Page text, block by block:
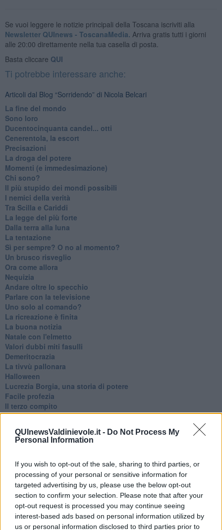
QUInewsValdinievole.it - Do Not Process My
Personal Information
If you wish to opt-out of the sale, sharing to third parties, or
processing of your personal or sensitive information for
targeted advertising by us, please use the below opt-out
section to confirm your selection. Please note that after your
opt-out request is processed you may continue seeing
interest-based ads based on personal information utilized by
us or personal information disclosed to third parties prior to
Se vuoi leggere le notizie principali della Toscana iscriviti alla
Newsletter QUInews - ToscanaMedia. Arriva gratis tutti i giorni
alle 20:00 direttamente nella tua casella di posta.
Basta cliccare QUI
Ti potrebbe interessare anche:
Articoli dal Blog “Sorridendo” di Nicola Belcari
La fine del mondo
Sono loro
Ducentocinquanta candel... otti
Cenerentola, la escort
Precisazioni
La droga del potere
Momenti (e immedesimazione)
Chi sono?
Il più stupido dei mondi possibili
I nemici della verità
Tra Scilla e Cariddi
La legge del più forte
Dalla terra alla luna
La tentazione
​Sì per sempre? O no al momento?
Un brusco risveglio
Ora come allora
Nequizia
Andare oltre lo specchio
Parlare con la televisione
Uno solo al comando?
La ricreazione è finita
La buona notizia
Natale con l'elmetto
Valori dubbi miti fasulli
Demeritocrazia
La tivvù pallonara
Halloween
​Lucrezia Borgia, una storia di potere
Facile profezia
Il terzo compito
L'abiura di Galileo
La guerricciola delle due rose
La truffa all'anziano
La repressione sessuale per sentito dire
Diseducazione televisiva e inerzia della politica
Foto storica
Esequie solenni
Nostalgia del sangue blu
Teste calde
Non avere e non essere